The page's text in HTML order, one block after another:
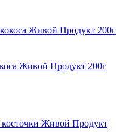
Живой Продукт 200г